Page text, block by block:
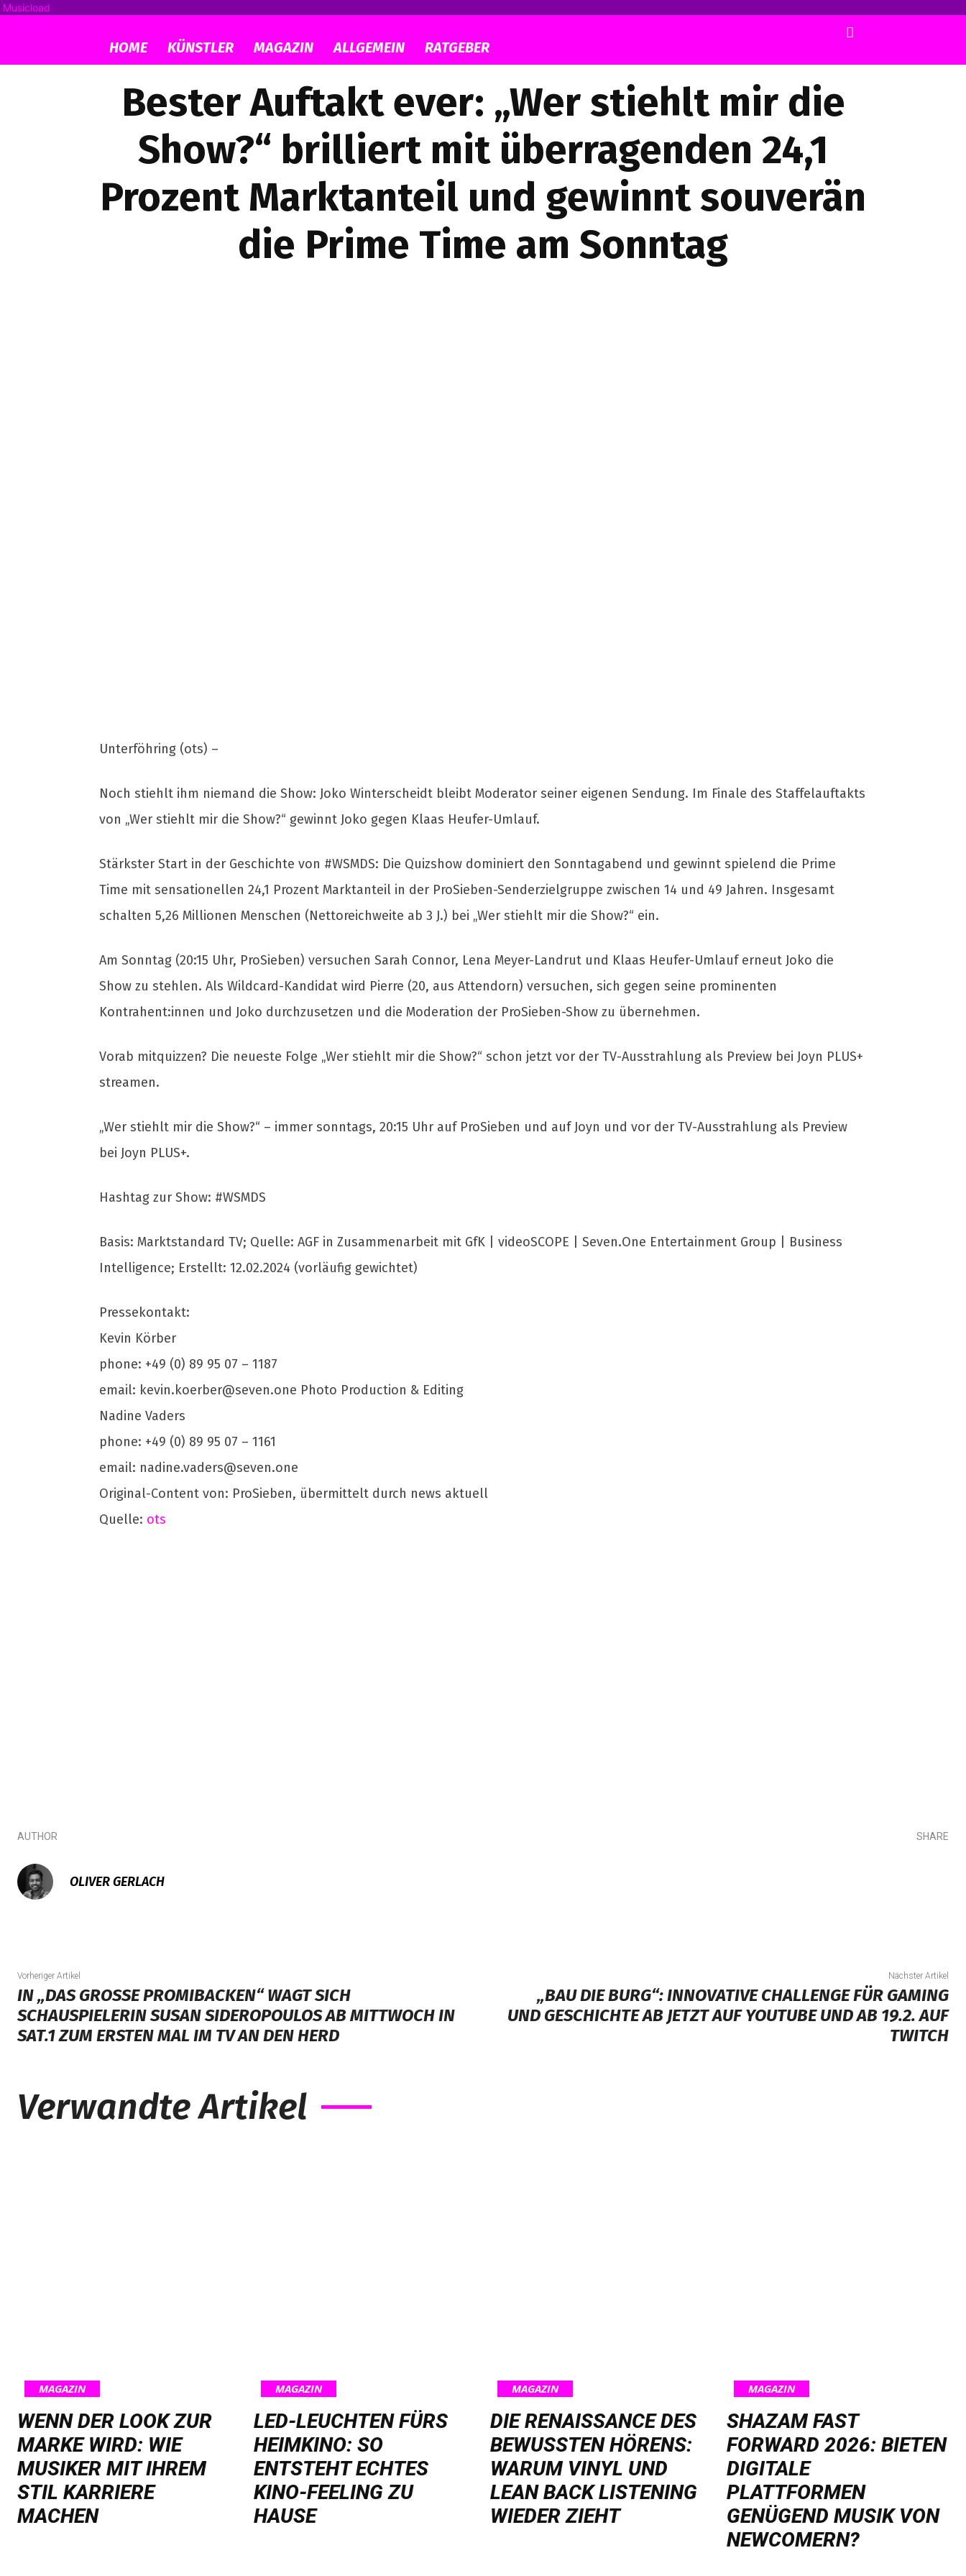
Musicload
HOME KÜNSTLER MAGAZIN ALLGEMEIN RATGEBER
Bester Auftakt ever: „Wer stiehlt mir die
Show?“ brilliert mit überragenden 24,1
Prozent Marktanteil und gewinnt souverän
die Prime Time am Sonntag
Unterföhring (ots) –
Noch stiehlt ihm niemand die Show: Joko Winterscheidt bleibt Moderator seiner eigenen Sendung. Im Finale des Staffelauftakts
von „Wer stiehlt mir die Show?“ gewinnt Joko gegen Klaas Heufer-Umlauf.
Stärkster Start in der Geschichte von #WSMDS: Die Quizshow dominiert den Sonntagabend und gewinnt spielend die Prime
Time mit sensationellen 24,1 Prozent Marktanteil in der ProSieben-Senderzielgruppe zwischen 14 und 49 Jahren. Insgesamt
schalten 5,26 Millionen Menschen (Nettoreichweite ab 3 J.) bei „Wer stiehlt mir die Show?“ ein.
Am Sonntag (20:15 Uhr, ProSieben) versuchen Sarah Connor, Lena Meyer-Landrut und Klaas Heufer-Umlauf erneut Joko die
Show zu stehlen. Als Wildcard-Kandidat wird Pierre (20, aus Attendorn) versuchen, sich gegen seine prominenten
Kontrahent:innen und Joko durchzusetzen und die Moderation der ProSieben-Show zu übernehmen.
Vorab mitquizzen? Die neueste Folge „Wer stiehlt mir die Show?“ schon jetzt vor der TV-Ausstrahlung als Preview bei Joyn PLUS+
streamen.
„Wer stiehlt mir die Show?“ – immer sonntags, 20:15 Uhr auf ProSieben und auf Joyn und vor der TV-Ausstrahlung als Preview
bei Joyn PLUS+.
Hashtag zur Show: #WSMDS
Basis: Marktstandard TV; Quelle: AGF in Zusammenarbeit mit GfK | videoSCOPE | Seven.One Entertainment Group | Business
Intelligence; Erstellt: 12.02.2024 (vorläufig gewichtet)
Pressekontakt:
Kevin Körber
phone: +49 (0) 89 95 07 – 1187
email: kevin.koerber@seven.one Photo Production & Editing
Nadine Vaders
phone: +49 (0) 89 95 07 – 1161
email: nadine.vaders@seven.one
Original-Content von: ProSieben, übermittelt durch news aktuell
Quelle: ots
AUTHOR
OLIVER GERLACH
SHARE
Vorheriger Artikel
IN „DAS GROSSE PROMIBACKEN“ WAGT SICH S
CHAUSPIELERIN SUSAN SIDEROPOULOS AB MITTWOCH IN S
AT.1 ZUM ERSTEN MAL IM TV AN DEN HERD
Nächster Artikel
„BAU DIE BURG“: INNOVATIVE CHALLENGE FÜR GAMING
UND GESCHICHTE AB JETZT AUF YOUTUBE UND AB 19.2. AUF
TWITCH
Verwandte Artikel
MAGAZIN
WENN DER LOOK ZUR
MARKE WIRD: WIE
MUSIKER MIT IHREM
STIL KARRIERE
MACHEN
MAGAZIN
LED-LEUCHTEN FÜRS
HEIMKINO: SO
ENTSTEHT ECHTES
KINO-FEELING ZU
HAUSE
MAGAZIN
DIE RENAISSANCE DES
BEWUSSTEN HÖRENS:
WARUM VINYL UND
LEAN BACK LISTENING
WIEDER ZIEHT
MAGAZIN
SHAZAM FAST
FORWARD 2026: BIETEN
DIGITALE
PLATTFORMEN
GENÜGEND MUSIK VON
NEWCOMERN?